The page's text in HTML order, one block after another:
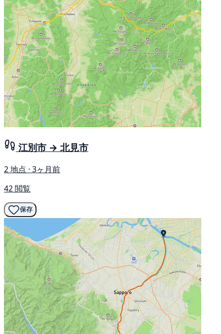
江別市 → 北見市
2 地点 · 3ヶ月前
42 閲覧
保存